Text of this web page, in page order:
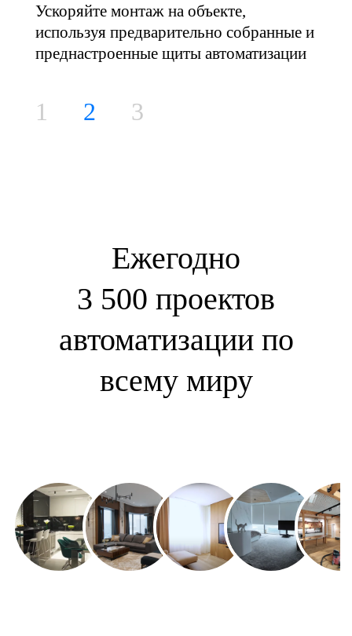
Ускоряйте монтаж на объекте,
используя предварительно собранные и
преднастроенные щиты автоматизации
1 2 3
Ежегодно
3 500 проектов
автоматизации по
всему миру